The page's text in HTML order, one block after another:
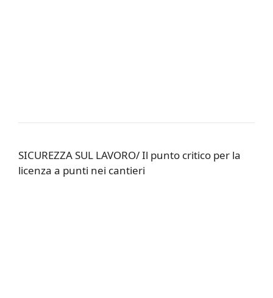
SICUREZZA SUL LAVORO/ Il punto critico per la
licenza a punti nei cantieri